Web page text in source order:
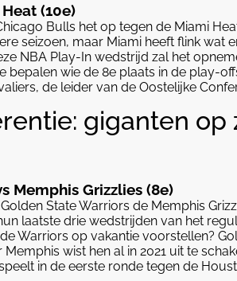
(10e)
Bulls het op tegen de Miami
seizoen, maar Miami heeft flink wat
NBA Play-In wedstrijd zal het
bepalen wie de 8e plaats in de play-
de leider van de Oostelijke
giganten op
Memphis Grizzlies (8e)
State Warriors de Memphis
laatste drie wedstrijden van het
Warriors op vakantie voorstellen?
wist hen al in 2021 uit te
in de eerste ronde tegen de